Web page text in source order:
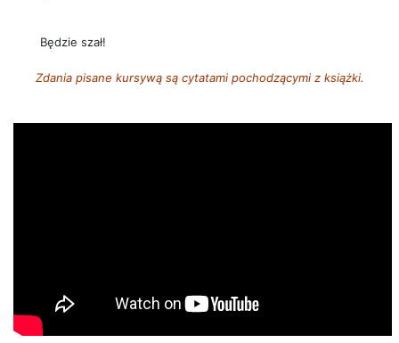
Będzie szał!
Zdania pisane kursywą są cytatami pochodzącymi z książki.